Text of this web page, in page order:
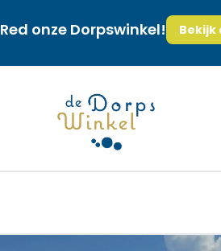
Red onze Dorpswinkel! Bekijk